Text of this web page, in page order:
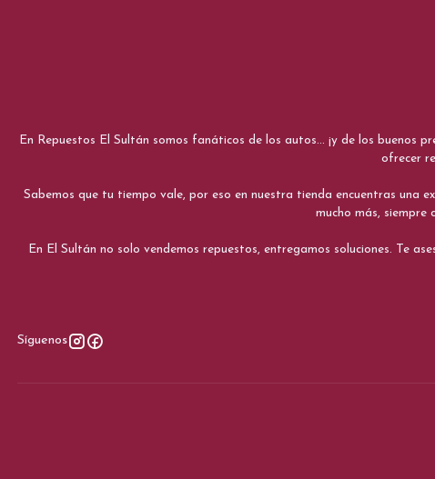
En Repuestos El Sultán somos fanáticos de los autos... ¡y de los buenos
ofrecer
Sabemos que tu tiempo vale, por eso en nuestra tienda encuentras una
mucho más, siempre
En El Sultán no solo vendemos repuestos, entregamos soluciones. Te
Síguenos